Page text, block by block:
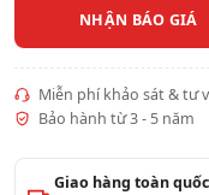
NHẬN BÁO GIÁ
Miễn phí khảo sát & tư
Bảo hành từ 3 - 5 năm
Giao hàng toàn quốc